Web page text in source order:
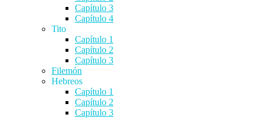
Capítulo 3
Capítulo 4
Tito
Capítulo 1
Capítulo 2
Capítulo 3
Filemón
Hebreos
Capítulo 1
Capítulo 2
Capítulo 3